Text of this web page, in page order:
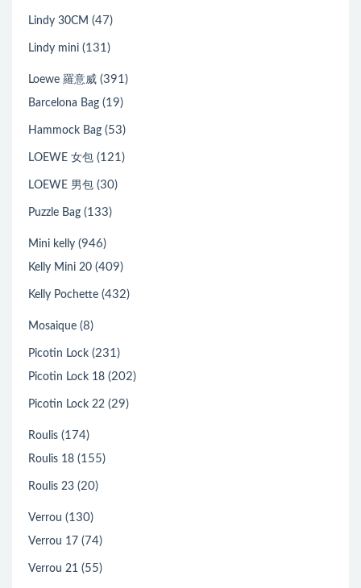
Lindy 30CM (47)
Lindy mini (131)
Loewe 羅意威 (391)
Barcelona Bag (19)
Hammock Bag (53)
LOEWE 女包 (121)
LOEWE 男包 (30)
Puzzle Bag (133)
Mini kelly (946)
Kelly Mini 20 (409)
Kelly Pochette (432)
Mosaique (8)
Picotin Lock (231)
Picotin Lock 18 (202)
Picotin Lock 22 (29)
Roulis (174)
Roulis 18 (155)
Roulis 23 (20)
Verrou (130)
Verrou 17 (74)
Verrou 21 (55)